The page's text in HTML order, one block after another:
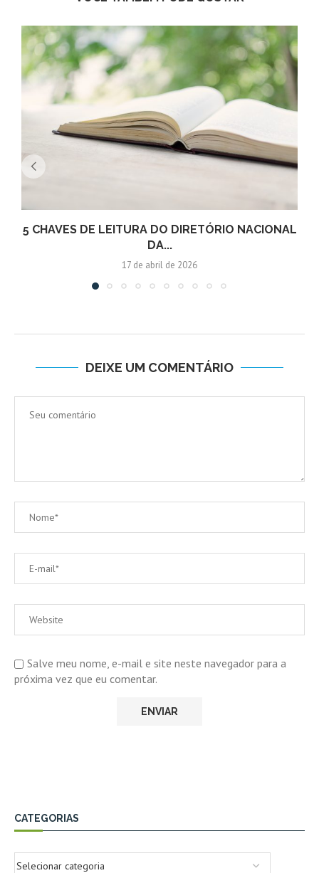
5 CHAVES DE LEITURA DO DIRETÓRIO NACIONAL
DA...
17 de abril de 2026
DEIXE UM COMENTÁRIO
Salve meu nome, e-mail e site neste navegador para a
próxima vez que eu comentar.
CATEGORIAS